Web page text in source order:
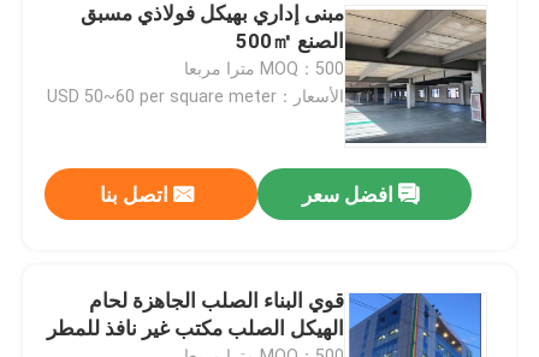
رقابة جودة
اطلب اقتباس
مستودع الهيكل الصلب
هيكل فولاذي خفيف الوزن
مبنى إداري بهيكل فولاذي مسبق
الصنع 500㎡
MOQ：500 مترا مربعا
الأسعار：USD 50~60 per square meter
افضل سعر اتصل بنا
قوي البناء الصلب الجاهزة لحام
الهيكل الصلب مكتب غير نافذ للمطر